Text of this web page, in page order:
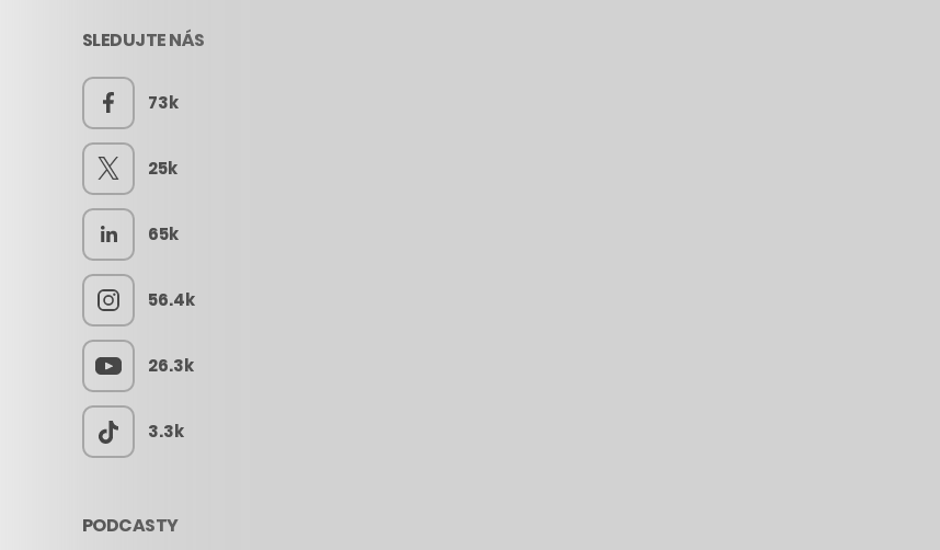
SLEDUJTE NÁS
73k
25k
65k
56.4k
26.3k
3.3k
PODCASTY